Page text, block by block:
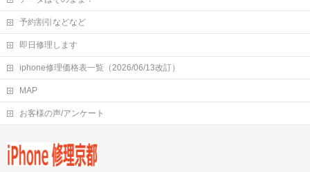
予約割引などなど
即日修理します
iphone修理価格表一覧（2026/06/13改訂）
MAP
お客様の声/アンケート